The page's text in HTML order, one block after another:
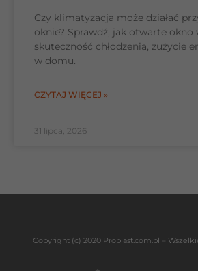
Czy klimatyzacja może działać
oknie? Sprawdź, jak otwarte okno
skuteczność chłodzenia, zużycie
w domu.
CZYTAJ WIĘCEJ »
31 lipca, 2026
Copyright (c) 2020 Problast.com.pl –